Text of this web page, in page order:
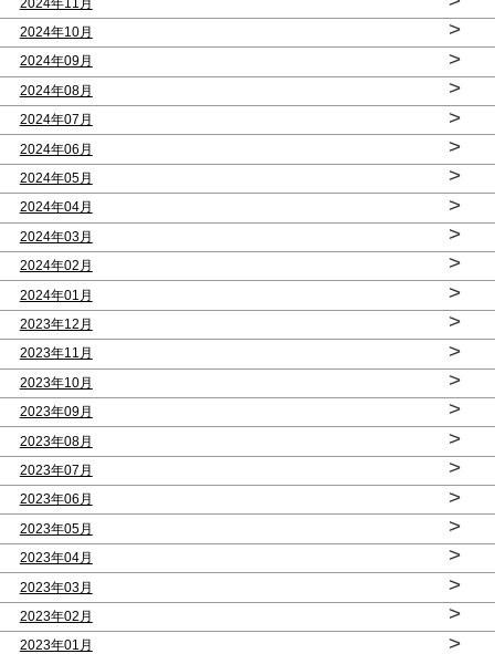
2024年10月 >
2024年09月 >
2024年08月 >
2024年07月 >
2024年06月 >
2024年05月 >
2024年04月 >
2024年03月 >
2024年02月 >
2024年01月 >
2023年12月 >
2023年11月 >
2023年10月 >
2023年09月 >
2023年08月 >
2023年07月 >
2023年06月 >
2023年05月 >
2023年04月 >
2023年03月 >
2023年02月 >
2023年01月 >